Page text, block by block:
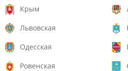
Крым
Львовская
Одесская
Ровенская